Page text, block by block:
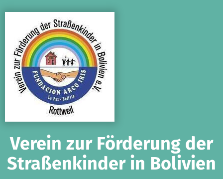
Verein zur Förderung der
Straßenkinder in Bolivien